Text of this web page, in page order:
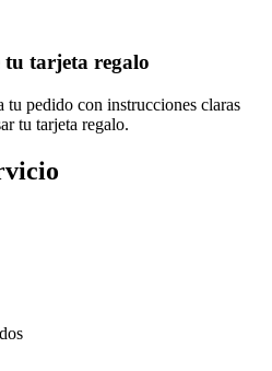
tu tarjeta regalo
tu pedido con instrucciones claras
tu tarjeta regalo.